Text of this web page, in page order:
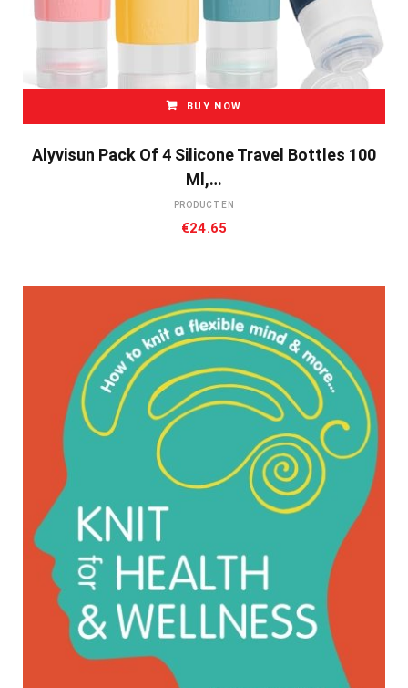
BUY NOW
Alyvisun Pack Of 4 Silicone Travel Bottles 100
Ml,…
PRODUCTEN
€24.65